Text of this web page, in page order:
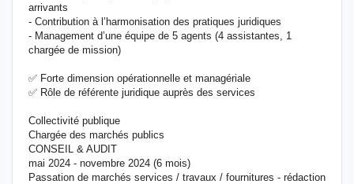
arrivants
- Contribution à l’harmonisation des pratiques juridiques
- Management d’une équipe de 5 agents (4 assistantes, 1
chargée de mission)
✅ Forte dimension opérationnelle et managériale
✅ Rôle de référente juridique auprès des services
Collectivité publique
Chargée des marchés publics
CONSEIL & AUDIT
mai 2024 - novembre 2024 (6 mois)
Passation de marchés services / travaux / fournitures - rédaction